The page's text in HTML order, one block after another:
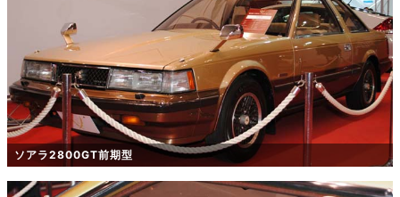
ソアラ2800GT前期型